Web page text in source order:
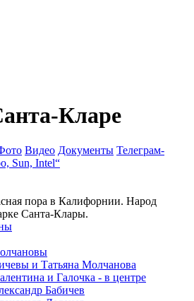
Кларе
Видео Документы Телеграм-
Sun, Intel“
пора в Калифорнии. Народ
Санта-Клары.